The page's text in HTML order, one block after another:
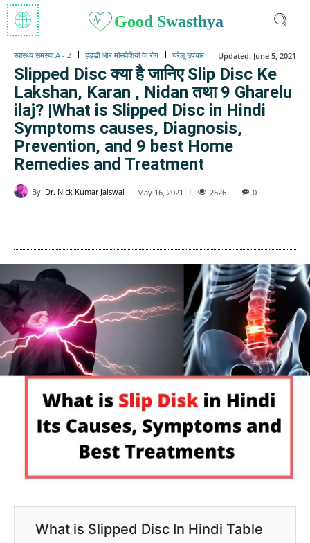
Good Swasthya
स्वास्थ्य समस्या A - Z हड्डी और मांसपेशियों के रोग घरेलू उपचार Updated: June 5, 2021
Slipped Disc क्या है जानिए Slip Disc Ke
Lakshan, Karan , Nidan तथा 9 Gharelu
ilaj? |What is Slipped Disc in Hindi
Symptoms causes, Diagnosis,
Prevention, and 9 best Home
Remedies and Treatment
By Dr. Nick Kumar Jaiswal May 16, 2021 2626 0
What is Slipped Disc In Hindi Table